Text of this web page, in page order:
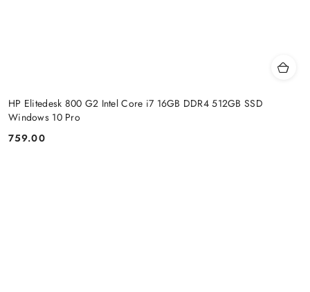
HP Elitedesk 800 G2 Intel Core i7 16GB DDR4 512GB SSD
Windows 10 Pro
Price:
759.00